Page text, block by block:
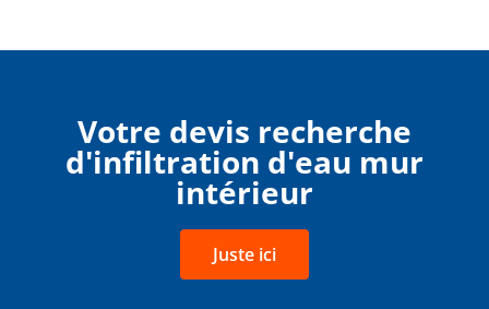
Votre devis recherche
d'infiltration d'eau mur
intérieur
Juste ici